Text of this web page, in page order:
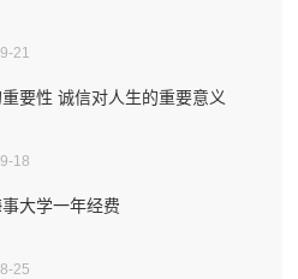
21
要性 诚信对人生的重要意义
18
大学一年经费
25